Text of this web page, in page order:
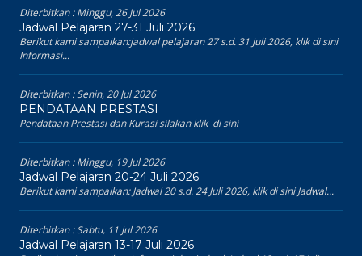
Diterbitkan :Minggu, 26 Jul 2026
Jadwal Pelajaran 27-31 Juli 2026
Berikut kami sampaikan:jadwal pelajaran 27 s.d. 31 Juli 2026, klik di sini
Informasi...
Diterbitkan :Senin, 20 Jul 2026
PENDATAAN PRESTASI
Pendataan Prestasi dan Kurasi silakan klik di sini
Diterbitkan :Minggu, 19 Jul 2026
Jadwal Pelajaran 20-24 Juli 2026
Berikut kami sampaikan: Jadwal 20 s.d. 24 Juli 2026, klik di sini Jadwal...
Diterbitkan :Sabtu, 11 Jul 2026
Jadwal Pelajaran 13-17 Juli 2026